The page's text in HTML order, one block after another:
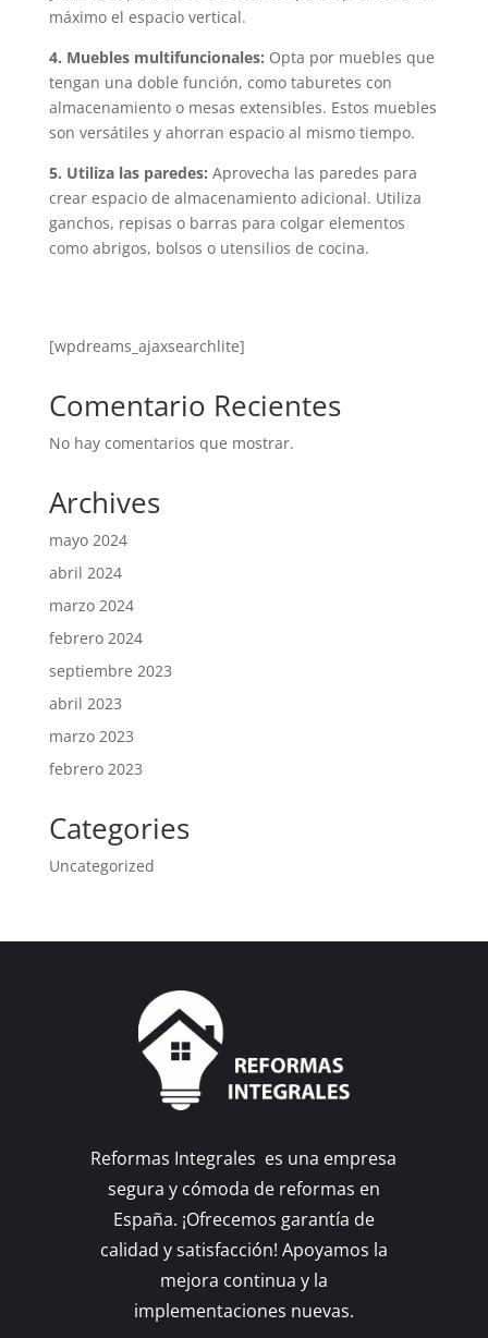
máximo el espacio vertical.
4. Muebles multifuncionales: Opta por muebles que
tengan una doble función, como taburetes con
almacenamiento o mesas extensibles. Estos muebles
son versátiles y ahorran espacio al mismo tiempo.
5. Utiliza las paredes: Aprovecha las paredes para
crear espacio de almacenamiento adicional. Utiliza
ganchos, repisas o barras para colgar elementos
como abrigos, bolsos o utensilios de cocina.
[wpdreams_ajaxsearchlite]
Comentario Recientes
No hay comentarios que mostrar.
Archives
mayo 2024
abril 2024
marzo 2024
febrero 2024
septiembre 2023
abril 2023
marzo 2023
febrero 2023
Categories
Uncategorized
Reformas Integrales es una empresa
segura y cómoda de reformas en
España. ¡Ofrecemos garantía de
calidad y satisfacción! Apoyamos la
mejora continua y la
implementaciones nuevas.